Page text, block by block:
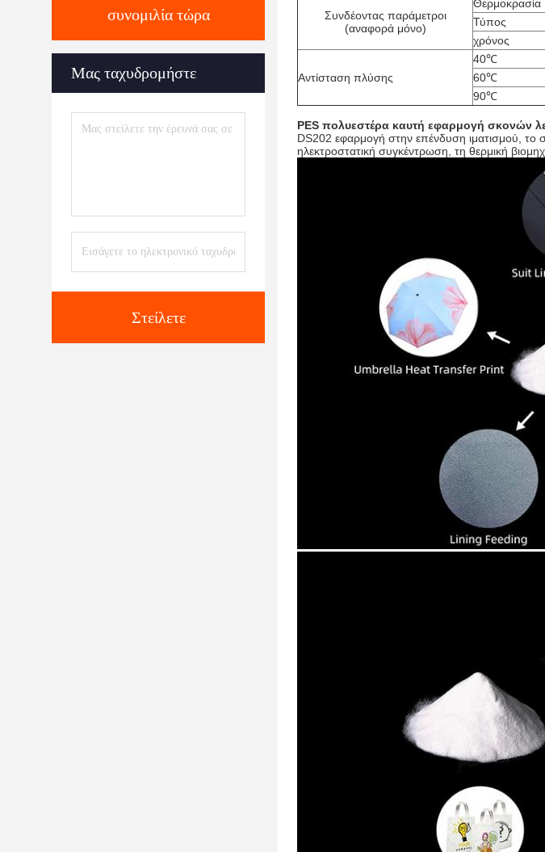
συνομιλία τώρα
Μας ταχυδρομήστε
Στείλετε
Συνδέοντας παράμετροι
(αναφορά μόνο)
Θερμοκρασία
Τύπος
χρόνος
Αντίσταση πλύσης
40℃
60℃
90℃
PES πολυεστέρα καυτή εφαρμογή σκονών
DS202 εφαρμογή στην επένδυση ιματισμού, το
ηλεκτροστατική συγκέντρωση, τη θερμική